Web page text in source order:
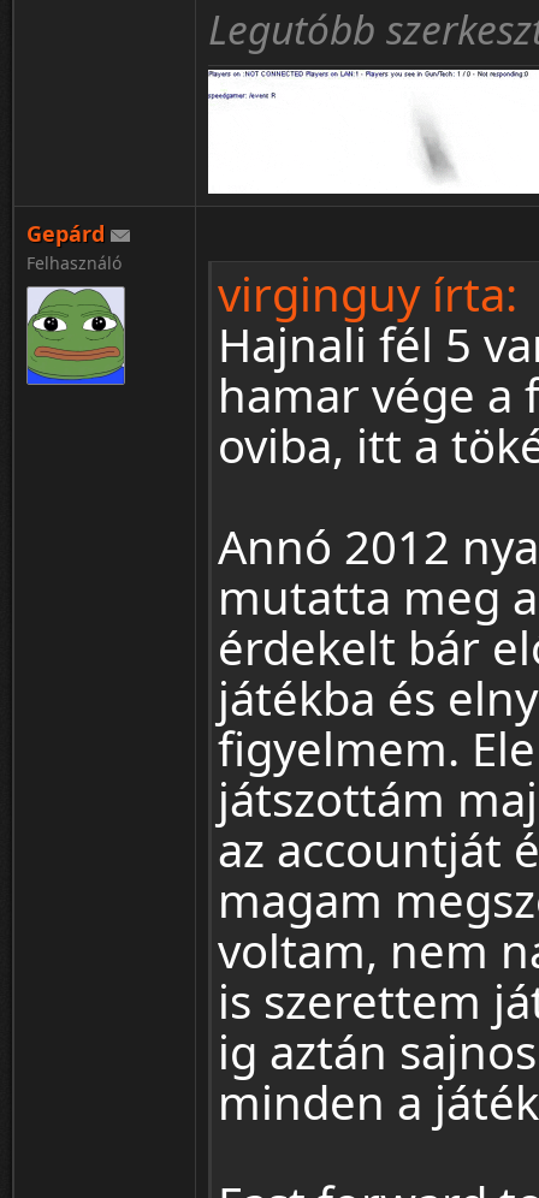
Legutóbb
Gepárd
Felhasználó
virginguy írta:
Hajnali fél 5
hamar vége a
oviba, itt a
Annó 2012
mutatta meg
érdekelt bár
játékba és
figyelmem.
játszottám
az accountját
magam
voltam, nem
is szerettem
ig aztán
minden a